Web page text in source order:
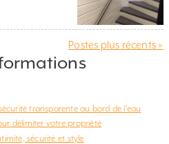
une
dans
vie. Mais
faire les […]
Postes plus récents »
transparente au bord de l’eau
délimiter votre propriété
sécurité et style